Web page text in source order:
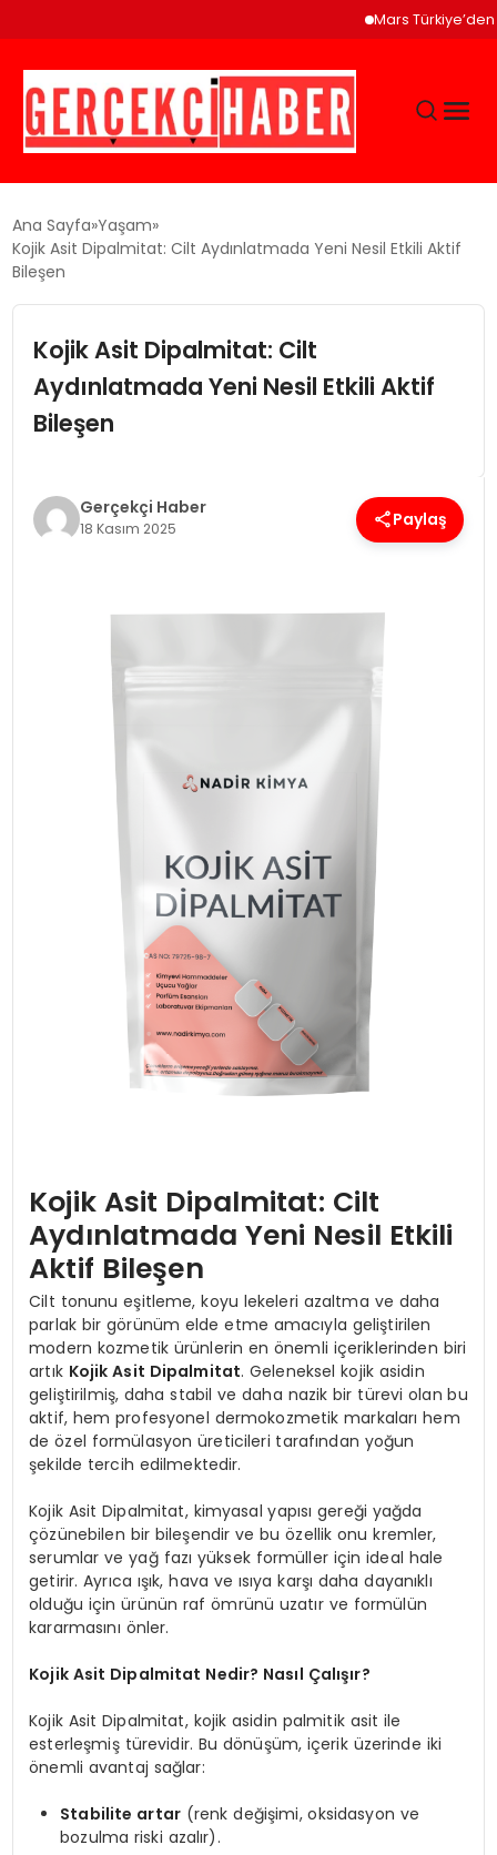
Mars Türkiye’den
GÜNCEL
EĞITIM
EKONOMI
MAGAZIN
TEKNOLOJI
Ana Sayfa Yaşam
Kojik Asit Dipalmitat: Cilt Aydınlatmada Yeni Nesil Etkili Aktif
Bileşen
Kojik Asit Dipalmitat: Cilt
Aydınlatmada Yeni Nesil Etkili Aktif
Bileşen
Gerçekçi Haber
18 Kasım 2025 Paylaş
Kojik Asit Dipalmitat: Cilt
Aydınlatmada Yeni Nesil Etkili
Aktif Bileşen
Cilt tonunu eşitleme, koyu lekeleri azaltma ve daha
parlak bir görünüm elde etme amacıyla geliştirilen
modern kozmetik ürünlerin en önemli içeriklerinden biri
artık Kojik Asit Dipalmitat. Geleneksel kojik asidin
geliştirilmiş, daha stabil ve daha nazik bir türevi olan bu
aktif, hem profesyonel dermokozmetik markaları hem
de özel formülasyon üreticileri tarafından yoğun
şekilde tercih edilmektedir.
Kojik Asit Dipalmitat, kimyasal yapısı gereği yağda
çözünebilen bir bileşendir ve bu özellik onu kremler,
serumlar ve yağ fazı yüksek formüller için ideal hale
getirir. Ayrıca ışık, hava ve ısıya karşı daha dayanıklı
olduğu için ürünün raf ömrünü uzatır ve formülün
kararmasını önler.
Kojik Asit Dipalmitat Nedir? Nasıl Çalışır?
Kojik Asit Dipalmitat, kojik asidin palmitik asit ile
esterleşmiş türevidir. Bu dönüşüm, içerik üzerinde iki
önemli avantaj sağlar:
Stabilite artar (renk değişimi, oksidasyon ve
bozulma riski azalır).